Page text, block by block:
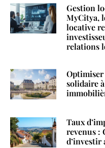
Gestion
MyCitya,
locative
relations
solidaire
Taux
revenus :
d’investir